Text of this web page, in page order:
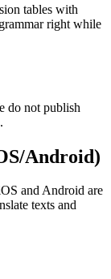
tables with
right while
do not publish
Android)
and Android are
texts and